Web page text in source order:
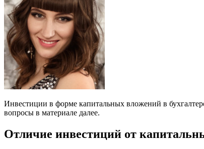
Инвестиции в форме капитальных вложений в
вопросы в материале далее.
Отличие инвестиций от